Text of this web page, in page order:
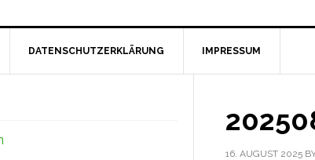
DATENSCHUTZERKLÄRUNG IMPRESSUM
16. AUGUST 2025